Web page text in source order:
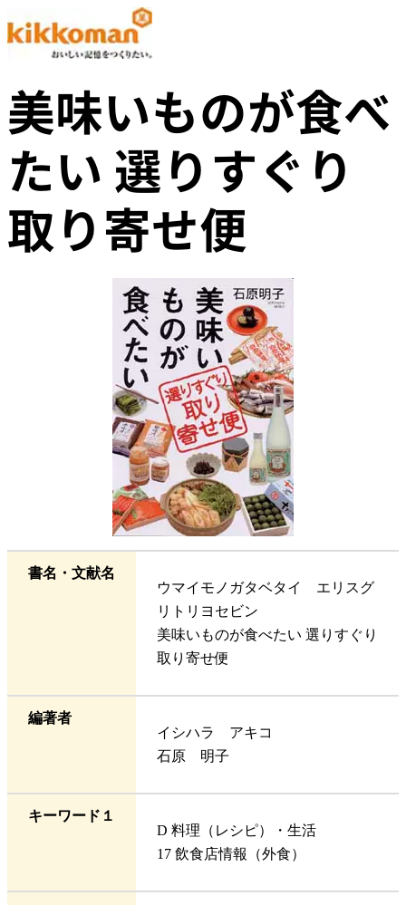
美味いものが食べ
たい 選りすぐり
取り寄せ便
書名・文献名
ウマイモノガタベタイ エリスグ
リトリヨセビン
美味いものが食べたい 選りすぐり
取り寄せ便
編著者
イシハラ アキコ
石原 明子
キーワード１
D 料理（レシピ）・生活
17 飲食店情報（外食）